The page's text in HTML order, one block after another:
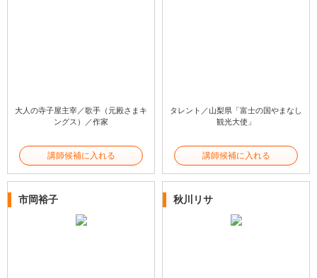
大人の寺子屋主宰／歌手（元殿さまキ
ングス）／作家
講師候補に入れる
タレント／山梨県「富士の国やまなし
観光大使」
講師候補に入れる
市岡裕子 秋川リサ